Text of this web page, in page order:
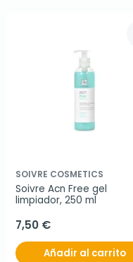
SOIVRE COSMETICS
Soivre Acn Free gel
limpiador, 250 ml
7,50 €
Añadir al carrito